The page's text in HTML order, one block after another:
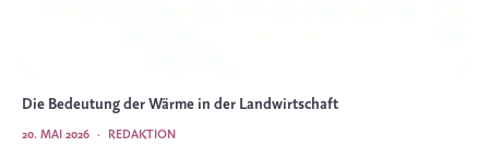
Die Bedeutung der Wärme in der Landwirtschaft
REDAKTION
·
20. MAI 2026